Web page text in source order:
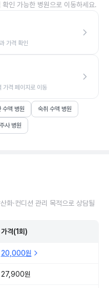
인 가능한 병원으로 이동하세요.
가격 확인
가격 페이지로 이동
수액 병원 숙취 수액 병원
사 병원
화·컨디션 관리 목적으로 상담될
가격(1회)
20,000원
27,900원